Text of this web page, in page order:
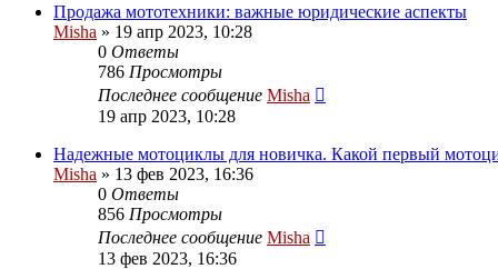
Продажа мототехники: важные юридические аспекты
Misha » 19 апр 2023, 10:28
0 Ответы
786 Просмотры
Последнее сообщение Misha
19 апр 2023, 10:28
Надежные мотоциклы для новичка. Какой первый
Misha » 13 фев 2023, 16:36
0 Ответы
856 Просмотры
Последнее сообщение Misha
13 фев 2023, 16:36